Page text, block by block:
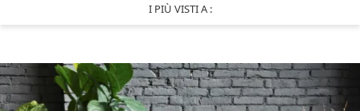
I PIÙ VISTI A :